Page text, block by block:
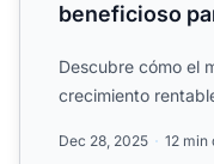
beneficioso
Descubre cómo el
crecimiento
Dec 28, 2025 12 min